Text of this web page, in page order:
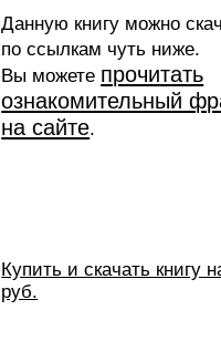
Данную книгу можно
по ссылкам чуть ниже.
Вы можете прочитать
ознакомительный
на сайте.
Купить и скачать книгу
руб.